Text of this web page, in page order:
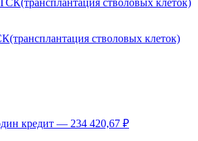
стволовых клеток)